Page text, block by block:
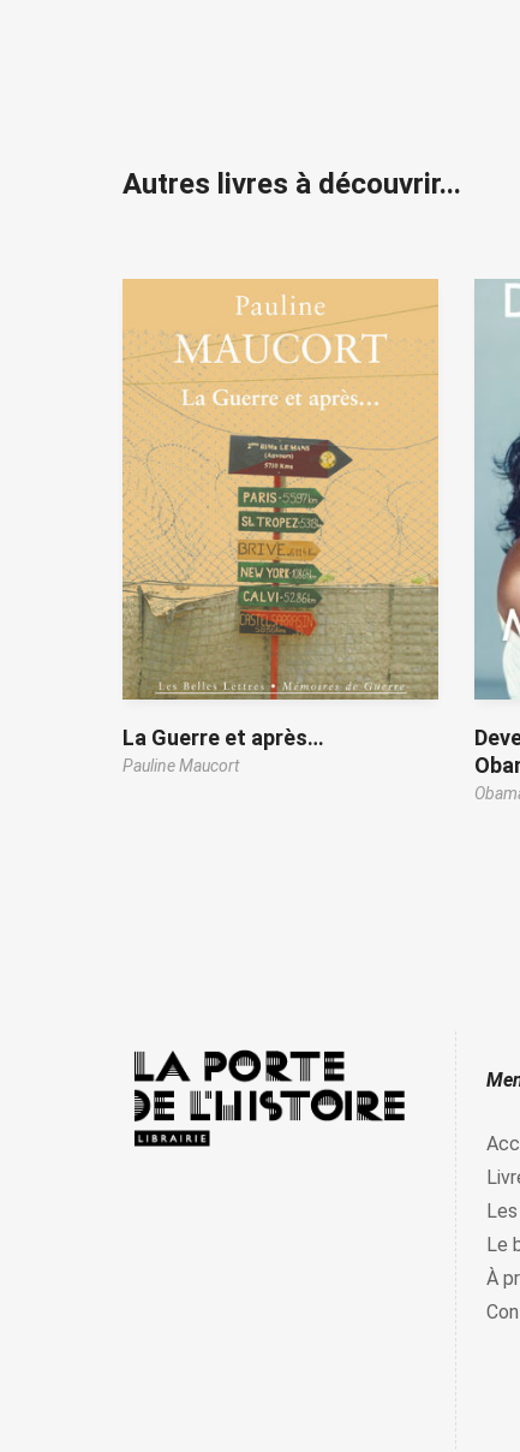
Autres livres à découvrir...
La Guerre et après…
Pauline Maucort
Le
À